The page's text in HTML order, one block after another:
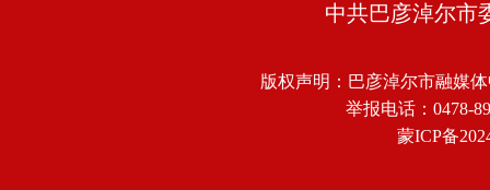
中共巴彦淖尔市
版权声明：巴彦淖尔市融媒
举报电话：0478-
蒙ICP备